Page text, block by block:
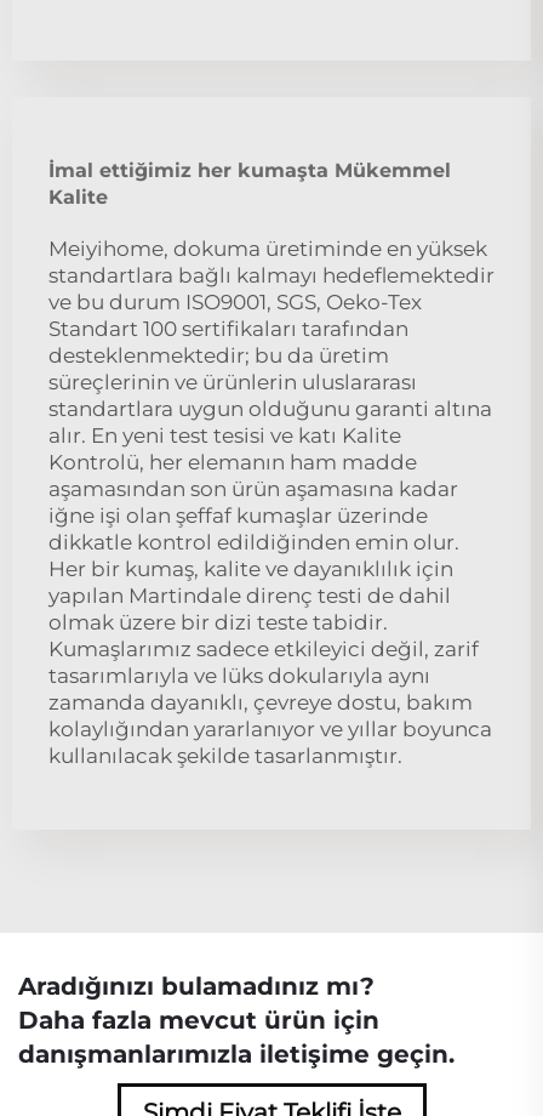
İmal ettiğimiz her kumaşta Mükemmel
Kalite
Meiyihome, dokuma üretiminde en yüksek
standartlara bağlı kalmayı hedeflemektedir
ve bu durum ISO9001, SGS, Oeko-Tex
Standart 100 sertifikaları tarafından
desteklenmektedir; bu da üretim
süreçlerinin ve ürünlerin uluslararası
standartlara uygun olduğunu garanti altına
alır. En yeni test tesisi ve katı Kalite
Kontrolü, her elemanın ham madde
aşamasından son ürün aşamasına kadar
iğne işi olan şeffaf kumaşlar üzerinde
dikkatle kontrol edildiğinden emin olur.
Her bir kumaş, kalite ve dayanıklılık için
yapılan Martindale direnç testi de dahil
olmak üzere bir dizi teste tabidir.
Kumaşlarımız sadece etkileyici değil, zarif
tasarımlarıyla ve lüks dokularıyla aynı
zamanda dayanıklı, çevreye dostu, bakım
kolaylığından yararlanıyor ve yıllar boyunca
kullanılacak şekilde tasarlanmıştır.
Aradığınızı bulamadınız mı?
Daha fazla mevcut ürün için
danışmanlarımızla iletişime geçin.